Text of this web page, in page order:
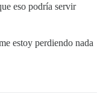
eso podría servir
estoy perdiendo nada